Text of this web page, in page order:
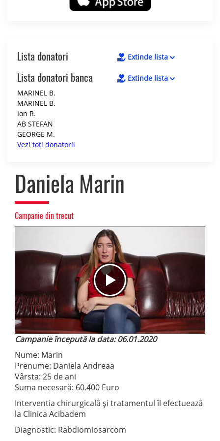
Lista donatori Extinde lista
Lista donatori banca
Extinde lista
MARINEL B.
MARINEL B.
Ion R.
AB STEFAN
GEORGE M.
Vezi toti donatorii
Daniela Marin
Campanie din trecut
Campanie începută la data: 06.01.2020
Nume: Marin
Prenume: Daniela Andreaa
Vârsta: 25 de ani
Suma necesară: 60.400 Euro
Interventia chirurgicală și tratamentul îl efectuează
la Clinica Acibadem
Diagnostic: Rabdiomiosarcom